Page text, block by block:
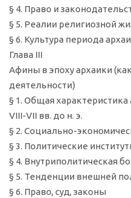
§ 4. Право и
§ 5. Реалии религиозной
§ 6. Культура периода
Глава III
Афины в эпоху архаики
деятельности)
§ 1. Общая характеристика
VIII-VII вв. до н. э.
§ 2. Социально-
§ 3. Политические
§ 4. Внутриполитическая
§ 5. Тенденции внешней
§ 6. Право, суд, законы